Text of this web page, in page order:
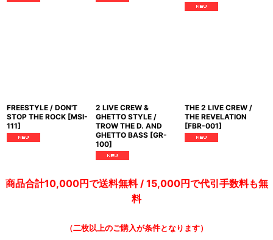
FREESTYLE / DON'T
STOP THE ROCK [MSI-
111]
2 LIVE CREW &
GHETTO STYLE /
TROW THE D. AND
GHETTO BASS [GR-
100]
THE 2 LIVE CREW /
THE REVELATION
[FBR-001]
商品合計10,000円で送料無料 / 15,000円で代引手数料も無
料
（二枚以上のご購入が条件となります）